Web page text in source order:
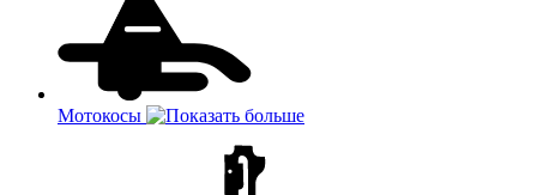
Мотокосы